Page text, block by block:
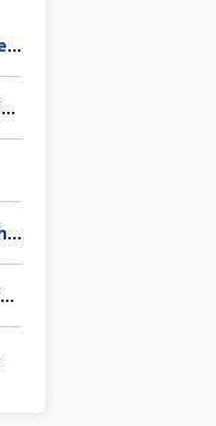
PT Garuda Daya Pratama Sejahtera
PT Panasonic Manufacturing Indonesia
PT Equalindo Makmur Alam Sejahtera (Equalindo Group)
PT Sinar Metrindo Perkasa (SIMETRI)